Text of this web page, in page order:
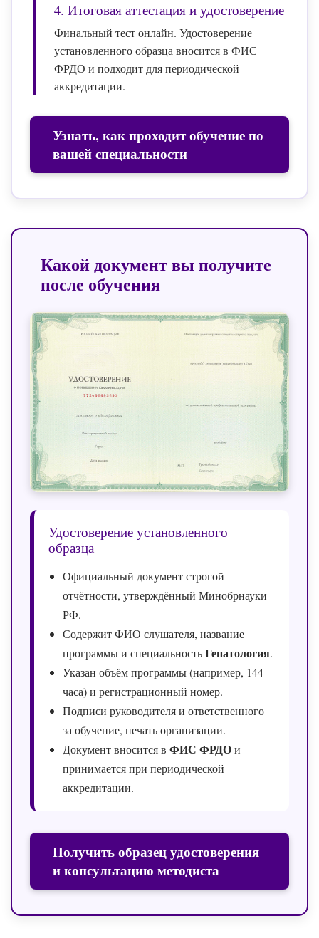
4. Итоговая аттестация и удостоверение
Финальный тест онлайн. Удостоверение
установленного образца вносится в ФИС
ФРДО и подходит для периодической
аккредитации.
Узнать, как проходит обучение по
вашей специальности
Какой документ вы получите
после обучения
Удостоверение установленного
образца
Официальный документ строгой
отчётности, утверждённый Минобрнауки
РФ.
Содержит ФИО слушателя, название
программы и специальностьГепатология.
Указан объём программы (например, 144
часа) и регистрационный номер.
Подписи руководителя и ответственного
за обучение, печать организации.
Документ вносится в ФИС ФРДОи
принимается при периодической
аккредитации.
Получить образец удостоверения
и консультацию методиста